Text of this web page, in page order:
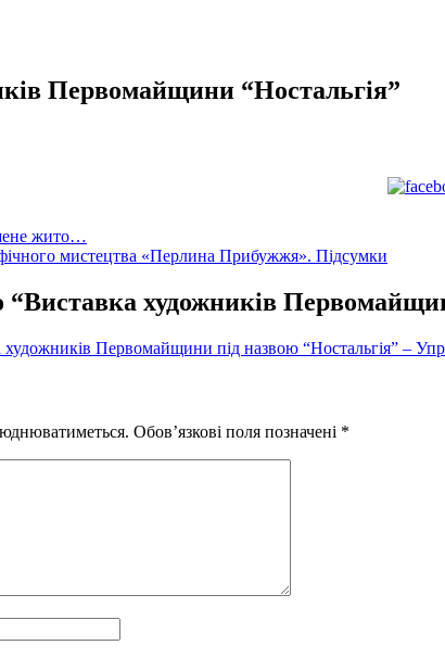
Первомайщини “Ностальгія”
жито…
мистецтва «Перлина Прибужжя». Підсумки
художників
Первомайщини під назвою “Ностальгія” –
Обов’язкові поля позначені *